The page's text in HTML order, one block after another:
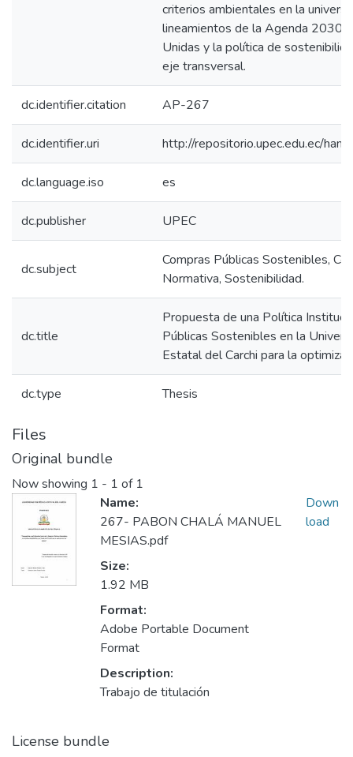
criterios ambientales en la
lineamientos de la Agenda 2030
Unidas y la política de
eje transversal.
dc.identifier.citation AP-267
dc.identifier.uri http://repositorio.upec.edu.ec/
dc.language.iso es
dc.publisher UPEC
dc.subject
Compras Públicas Sostenibles,
Normativa, Sostenibilidad.
dc.title
Propuesta de una Política
Públicas Sostenibles en la
Estatal del Carchi para la
dc.type Thesis
Files
Original bundle
Now showing 1 - 1 of 1
Name:
267- PABON CHALÁ MANUEL
MESIAS.pdf
Size:
1.92 MB
Format:
Adobe Portable Document
Format
Description:
Trabajo de titulación
Down
load
License bundle